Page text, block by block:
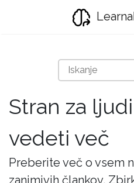
Stran za
vedeti več
Preberite več o vsem
zanimivih člankov.